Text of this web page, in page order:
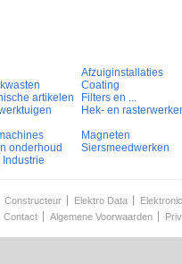
Afzuiginstallaties
Coating
artikelen
Filters en ...
Hek- en
Magneten
onderhoud
Siersmeedwerken
Constructeur Elektro Data
Contact Algemene Voorwaarden